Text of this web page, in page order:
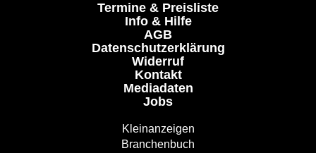
Termine & Preisliste
Info & Hilfe
AGB
Datenschutzerklärung
Widerruf
Kontakt
Mediadaten
Jobs
Kleinanzeigen
Branchenbuch